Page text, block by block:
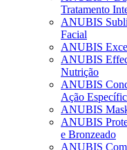
Tratamento
ANUBIS
Facial
ANUBIS
ANUBIS
Nutrição
ANUBIS
Ação
ANUBIS
ANUBIS
e Bronzeado
ANUBIS